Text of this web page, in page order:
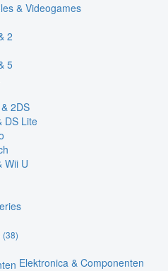
& Videogames
2
5
2DS
DS Lite
Wii U
(38)
Elektronica & Componenten